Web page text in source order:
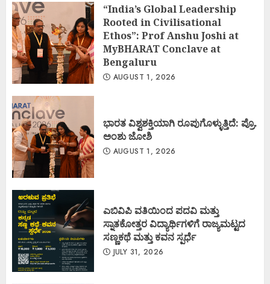
“India’s Global Leadership
Rooted in Civilisational
Ethos”: Prof Anshu Joshi at
MyBHARAT Conclave at
Bengaluru
AUGUST 1, 2026
ಭಾರತ ವಿಶ್ವಶಕ್ತಿಯಾಗಿ ರೂಪುಗೊಳ್ಳುತ್ತಿದೆ: ಪ್ರೊ.
ಅಂಶು ಜೋಶಿ
AUGUST 1, 2026
ಎಬಿವಿಪಿ ವತಿಯಿಂದ ಪದವಿ ಮತ್ತು
ಸ್ನಾತಕೋತ್ತರ ವಿದ್ಯಾರ್ಥಿಗಳಿಗೆ ರಾಜ್ಯಮಟ್ಟದ
ಸಣ್ಣಕಥೆ ಮತ್ತು ಕವನ ಸ್ಪರ್ಧೆ
JULY 31, 2026